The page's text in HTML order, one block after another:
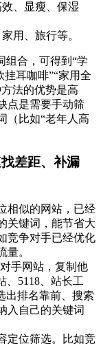
、显瘦、保湿
用、旅行等。
组合，可得到“学
挂耳咖啡”“家用全
法的优势是高
点是需要手动筛
（比如“老年人高
差距、补漏
相似的网站，已经
关键词，能节省大
竞争对手已经优化
量。
手网站，复制他
、5118、站长工
出排名靠前、搜索
入自己的关键词
定位筛选。比如竞